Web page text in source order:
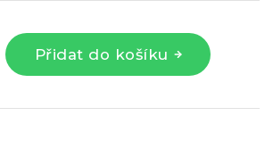
Přidat do košíku